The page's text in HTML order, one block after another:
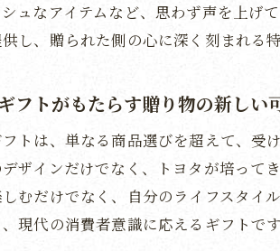
トヨタ商
選んで楽
トヨタと
贈り物が
トヨタコ
贈り物が
特別な
ュなアイテムなど、思わず声を上げ
し、贈られた側の心に深く刻まれる
フトがもたらす贈り物の新しい
トは、単なる商品選びを超えて、受
デザインだけでなく、トヨタが培っ
むだけでなく、自分のライフスタイ
現代の消費者意識に応えるギフトです